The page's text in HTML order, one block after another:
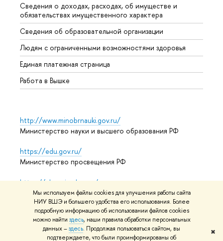
Мы используем файлы cookies для улучшения работы сайта
НИУ ВШЭ и большего удобства его использования. Более
подробную информацию об использовании файлов cookies
можно найти здесь, наши правила обработки персональных
данных –здесь. Продолжая пользоваться сайтом, вы
подтверждаете, что были проинформированы об
✖
Сведения о доходах, расходах, об имуществе и
обязательствах имущественного характера
Сведения об образовательной организации
Людям с ограниченными возможностями здоровья
Единая платежная страница
Работа в Вышке
http://www.minobrnauki.gov.ru/
Министерство науки и высшего образования РФ
https://edu.gov.ru/
Министерство просвещения РФ
https://elearning.hse.ru/mooc
Массовые открытые онлайн-курсы
© НИУ ВШЭ 1993–2026 Адреса и контактыУсловия
использования материаловПолитика конфиденциальности